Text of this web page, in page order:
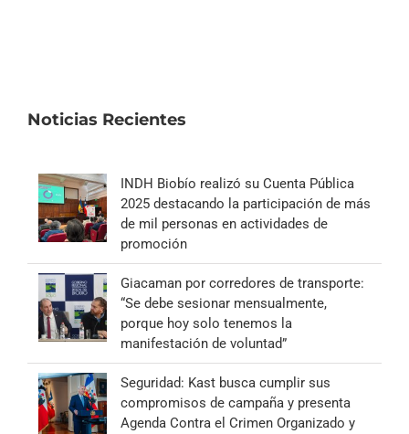
Noticias Recientes
INDH Biobío realizó su Cuenta Pública
2025 destacando la participación de más
de mil personas en actividades de
promoción
Giacaman por corredores de transporte:
“Se debe sesionar mensualmente,
porque hoy solo tenemos la
manifestación de voluntad”
Seguridad: Kast busca cumplir sus
compromisos de campaña y presenta
Agenda Contra el Crimen Organizado y